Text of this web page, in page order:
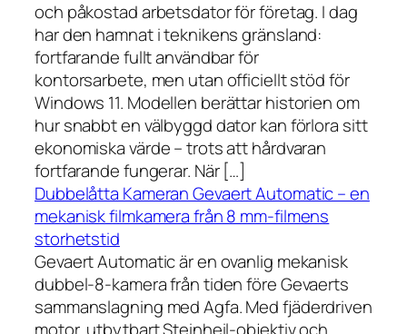
och påkostad arbetsdator för företag. I dag
har den hamnat i teknikens gränsland:
fortfarande fullt användbar för
kontorsarbete, men utan officiellt stöd för
Windows 11. Modellen berättar historien om
hur snabbt en välbyggd dator kan förlora sitt
ekonomiska värde – trots att hårdvaran
fortfarande fungerar. När […]
Dubbelåtta Kameran Gevaert Automatic – en
mekanisk filmkamera från 8 mm-filmens
storhetstid
Gevaert Automatic är en ovanlig mekanisk
dubbel-8-kamera från tiden före Gevaerts
sammanslagning med Agfa. Med fjäderdriven